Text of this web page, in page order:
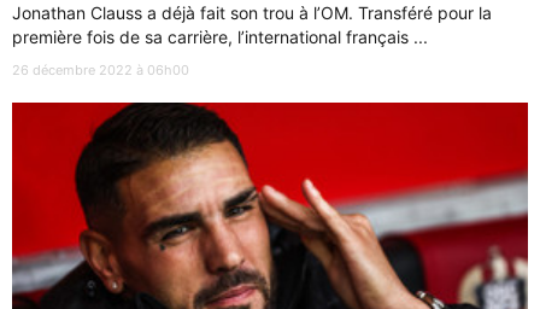
Jonathan Clauss a déjà fait son trou à l’OM. Transféré pour la
première fois de sa carrière, l’international français ...
26 décembre 2022 à 06h00